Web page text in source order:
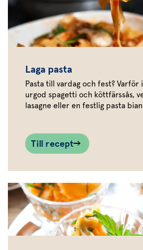
Laga pasta
Pasta till vardag och fest? Varför
urgod spagetti och köttfärssås,
lasagne eller en festlig pasta
Till recept